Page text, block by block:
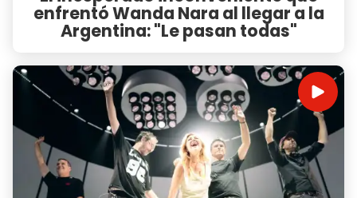
enfrentó Wanda Nara al llegar a la
Argentina: "Le pasan todas"